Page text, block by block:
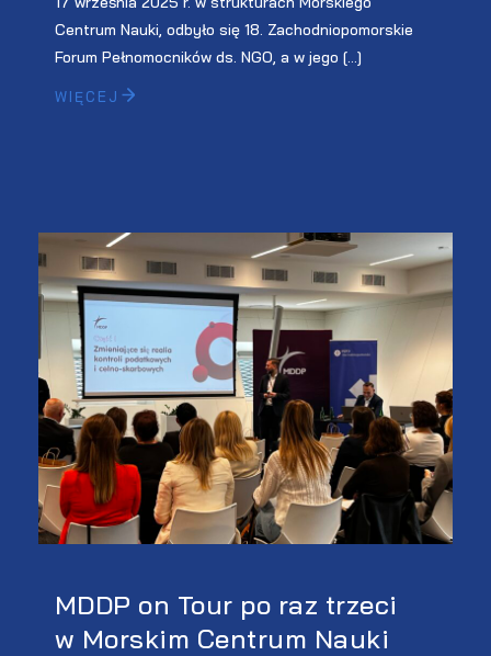
Centrum Nauki, odbyło się 18. Zachodniopomorskie
Forum Pełnomocników ds. NGO, a w jego […]
WIĘCEJ
MDDP on Tour po raz trzeci
w Morskim Centrum Nauki